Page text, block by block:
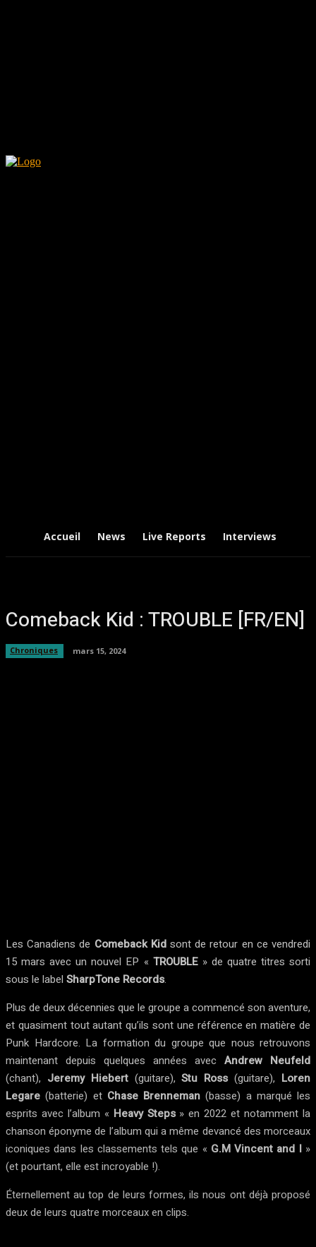
Accueil News Live Reports Interviews
Comeback Kid : TROUBLE [FR/EN]
Chroniques mars 15, 2024
Les Canadiens de Comeback Kidsont de retour en ce vendredi
15 mars avec un nouvel EP « TROUBLE» de quatre titres sorti
sous le label SharpTone Records.
Plus de deux décennies que le groupe a commencé son aventure,
et quasiment tout autant qu’ils sont une référence en matière de
Punk Hardcore. La formation du groupe que nous retrouvons
maintenant depuis quelques années avec Andrew Neufeld
(chant), Jeremy Hiebert(guitare),Stu Ross(guitare), Loren
Legare (batterie) et Chase Brenneman (basse) a marqué les
esprits avec l’album « Heavy Steps» en 2022 et notamment la
chanson éponyme de l’album qui a même devancé des morceaux
iconiques dans les classements tels que « G.M Vincent and I»
(et pourtant, elle est incroyable !).
Éternellement au top de leurs formes, ils nous ont déjà proposé
deux de leurs quatre morceaux en clips.